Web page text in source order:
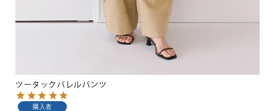
ツータックバレルパンツ
購入者